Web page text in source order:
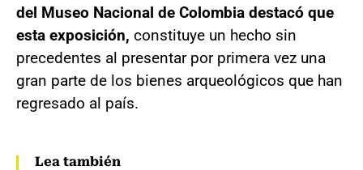
del Museo Nacional de Colombia destacó que
esta exposición, constituye un hecho sin
precedentes al presentar por primera vez una
gran parte de los bienes arqueológicos que han
regresado al país.
Lea también